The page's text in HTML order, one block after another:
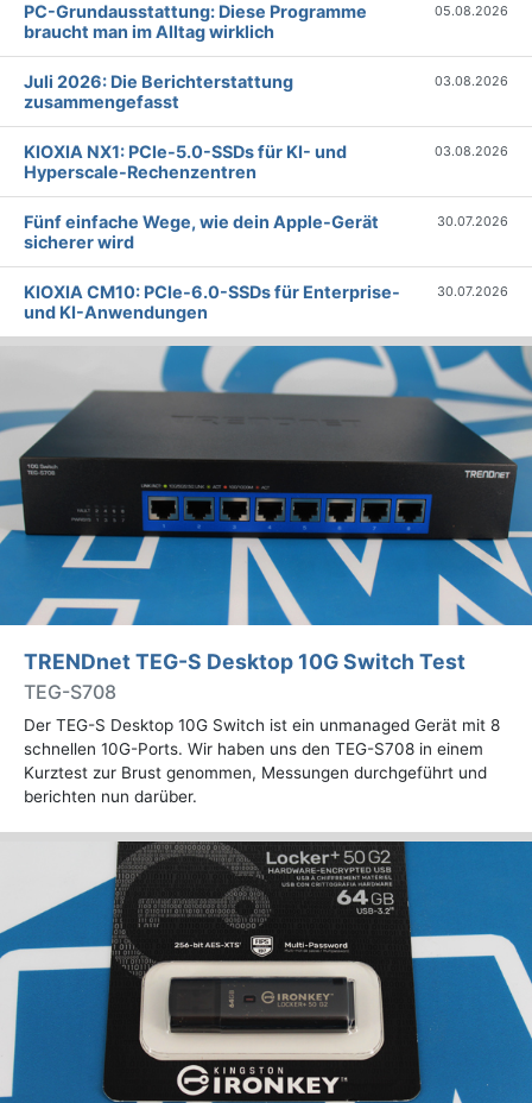
PC-Grundausstattung: Diese Programme
braucht man im Alltag wirklich
05.08.2026
Juli 2026: Die Bericht­erstattung
zusammengefasst
03.08.2026
KIOXIA NX1: PCIe-5.0-SSDs für KI- und
Hyperscale-Rechenzentren
03.08.2026
Fünf einfache Wege, wie dein Apple-Gerät
sicherer wird
30.07.2026
KIOXIA CM10: PCIe-6.0-SSDs für Enterprise-
und KI-Anwendungen
30.07.2026
TRENDnet TEG-S Desktop 10G Switch Test
TEG-S708
Der TEG-S Desktop 10G Switch ist ein unmanaged Gerät mit 8
schnellen 10G-Ports. Wir haben uns den TEG-S708 in einem
Kurztest zur Brust genommen, Messungen durchgeführt und
berichten nun darüber.